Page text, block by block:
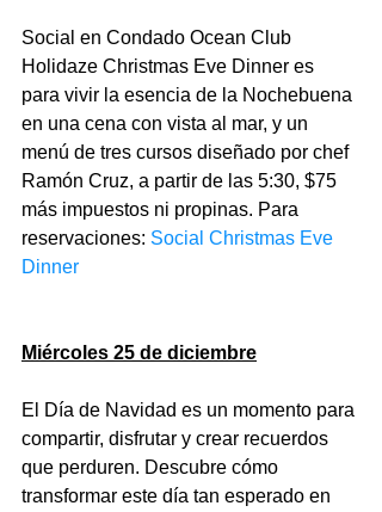
Social en Condado Ocean Club
Holidaze Christmas Eve Dinner es
para vivir la esencia de la Nochebuena
en una cena con vista al mar, y un
menú de tres cursos diseñado por chef
Ramón Cruz, a partir de las 5:30, $75
más impuestos ni propinas. Para
reservaciones: Social Christmas Eve
Dinner
Miércoles 25 de diciembre
El Día de Navidad es un momento para
compartir, disfrutar y crear recuerdos
que perduren. Descubre cómo
transformar este día tan esperado en